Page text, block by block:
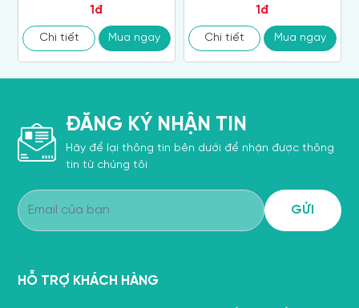
1đ
Chi tiết Mua ngay
1đ
Chi tiết Mua ngay
ĐĂNG KÝ NHẬN TIN
Hãy để lại thông tin bên dưới để nhận được thông
tin từ chúng tôi
HỖ TRỢ KHÁCH HÀNG